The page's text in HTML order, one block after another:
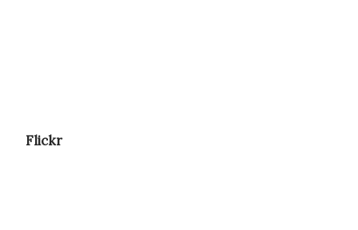
Flickr